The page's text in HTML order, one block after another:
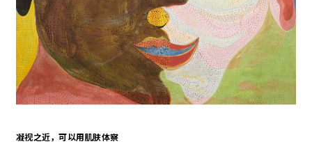
凝视之近，可以用肌肤体察